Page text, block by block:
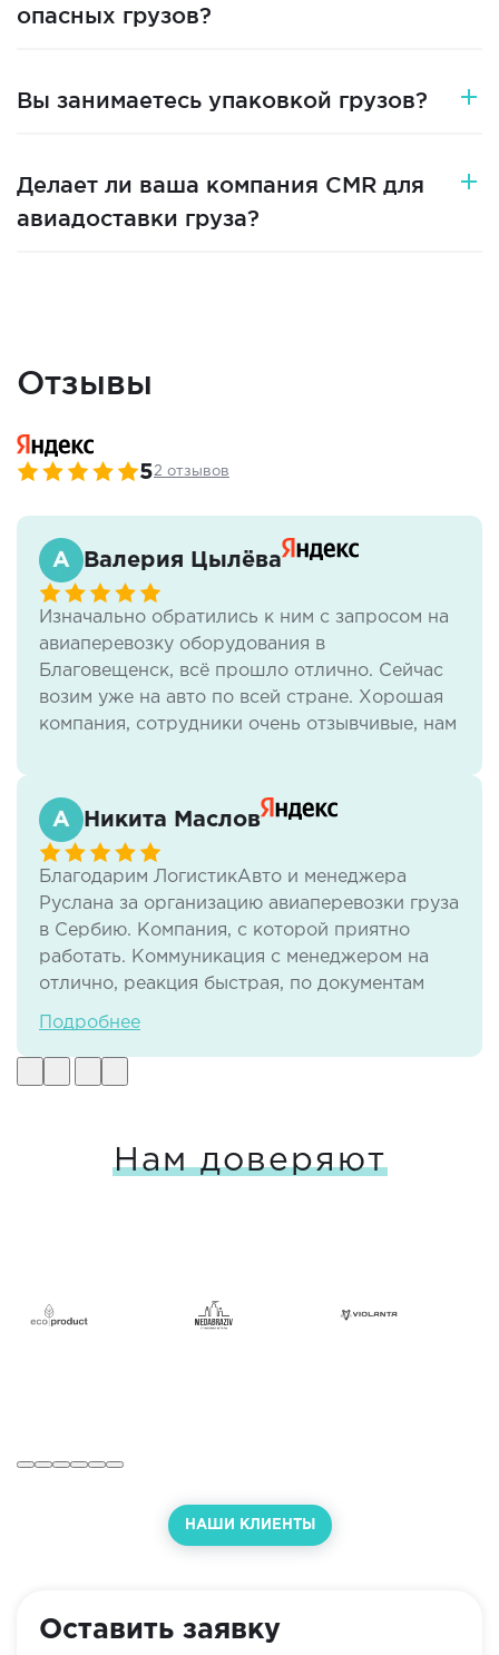
опасных грузов?
Вы занимаетесь упаковкой грузов?
Делает ли ваша компания CMR для
авиадоставки груза?
Отзывы
52 отзывов
Валерия Цылёва
Изначально обратились к ним с запросом на
авиаперевозку оборудования в
Благовещенск, всё прошло отлично. Сейчас
возим уже на авто по всей стране. Хорошая
компания, сотрудники очень отзывчивые, нам
Никита Маслов
Благодарим ЛогистикАвто и менеджера
Руслана за организацию авиаперевозки груза
в Сербию. Компания, с которой приятно
работать. Коммуникация с менеджером на
отлично, реакция быстрая, по документам
тоже нет никаких проблем. И самое важное -
виде.
Подробнее
Нам доверяют
НАШИ КЛИЕНТЫ
Оставить заявку